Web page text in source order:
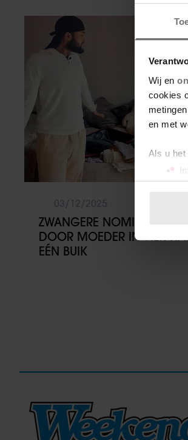
Wij en
cookies
en met
Als u het
ZWANGERE NOMI OP
DOOR MOEDER IN VIER
EÉN BUIK